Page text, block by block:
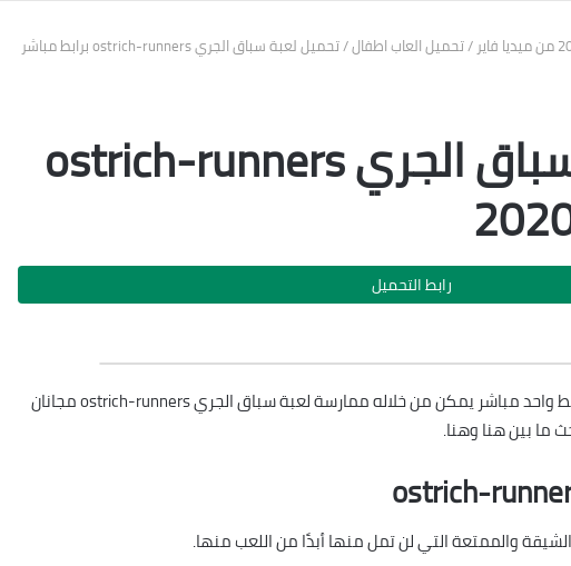
/تحميل العاب اطفال/
تحميل لعبة سباق الجري ostrich-runners برابط مباشر
تحميل لعبة سباق الجري ostrich-runners
رابط التحميل
اليوم من خلال الموقع نقدم لكم رابط واحد مباشر يمكن من خلاله ممارسة لعبة سباق الجري ostrich-runners مجانان
ما بين هنا وهنا.
والممتعة التي لن تمل منها أبدًا من اللعب منها.